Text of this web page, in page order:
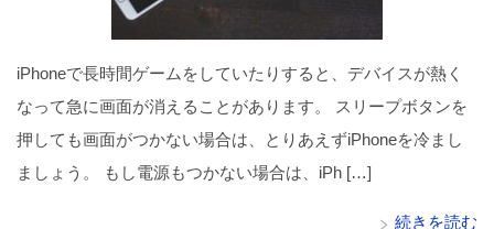
iPhoneで長時間ゲームをしていたりすると、デバイスが熱く
なって急に画面が消えることがあります。 スリープボタンを
押しても画面がつかない場合は、とりあえずiPhoneを冷まし
ましょう。 もし電源もつかない場合は、iPh […]
続きを読む